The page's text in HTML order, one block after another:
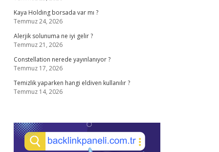
Kaya Holding borsada var mı ?
Temmuz 24, 2026
Alerjik solunuma ne iyi gelir ?
Temmuz 21, 2026
Constellation nerede yayınlanıyor ?
Temmuz 17, 2026
Temizlik yaparken hangi eldiven kullanılır ?
Temmuz 14, 2026